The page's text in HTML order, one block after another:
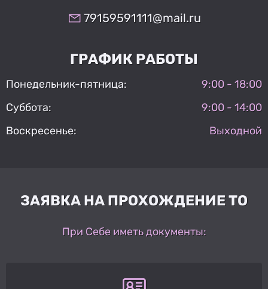
79159591111@mail.ru
ГРАФИК РАБОТЫ
Понедельник-пятница:
9:00 - 18:00
Суббота:
9:00 - 14:00
Воскресенье:
Выходной
ЗАЯВКА НА ПРОХОЖДЕНИЕ ТО
При Себе иметь документы: